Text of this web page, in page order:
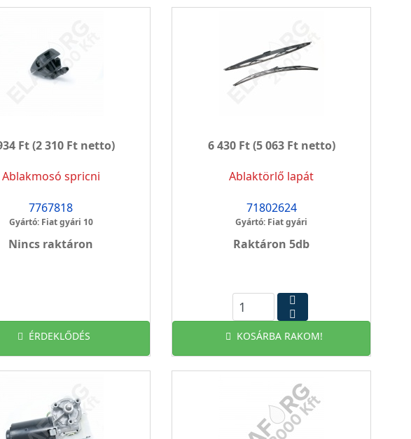
Ft(2 310 Ft netto)
Ablakmosó spricni
7767818
Gyártó: Fiat gyári 10
Nincs raktáron
ÉRDEKLŐDÉS
6 430 Ft(5 063 Ft netto)
Ablaktörlő lapát
71802624
Gyártó: Fiat gyári
Raktáron 5db
KOSÁRBA RAKOM!